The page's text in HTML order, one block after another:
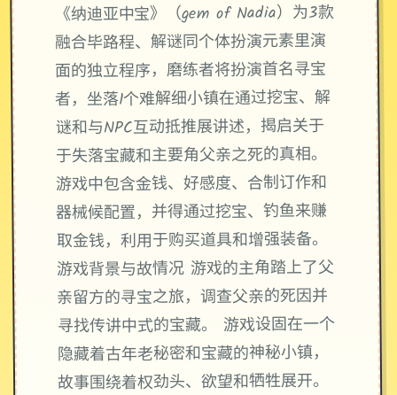
《纳迪亚中宝》（gem of Nadia）为3款
融合毕路程、解谜同个体扮演元素里演
面的独立程序，磨练者将扮演首名寻宝
者，坐落1个难解细小镇在通过挖宝、解
谜和与NPC互动抵推展讲述，揭启关于
于失落宝藏和主要角父亲之死的真相。
游戏中包含金钱、好感度、合制订作和
器械候配置，并得通过挖宝、钓鱼来赚
取金钱，利用于购买道具和增强装备。
游戏背景与故情况 游戏的主角踏上了父
亲留方的寻宝之旅，调查父亲的死因并
寻找传讲中式的宝藏。 游戏设固在一个
隐藏着古年老秘密和宝藏的神秘小镇，
故事围绕着权劲头、欲望和牺牲展开。